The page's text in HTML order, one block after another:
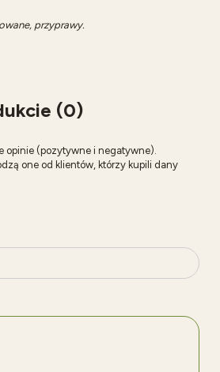
przyprawy.
(0)
opinie (pozytywne i negatywne).
one od klientów, którzy kupili dany